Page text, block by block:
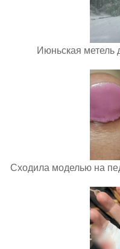
Июньская метель
Сходила моделью на